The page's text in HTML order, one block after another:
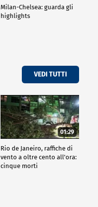
Milan-Chelsea: guarda gli
highlights
VEDI TUTTI
01:29
Rio de Janeiro, raffiche di
vento a oltre cento all'ora:
cinque morti